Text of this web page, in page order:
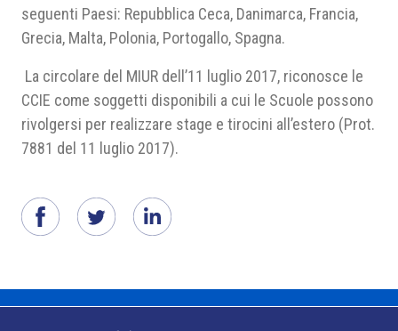
seguenti Paesi: Repubblica Ceca, Danimarca, Francia,
Grecia, Malta, Polonia, Portogallo, Spagna.
La circolare del MIUR dell’11 luglio 2017, riconosce le
CCIE come soggetti disponibili a cui le Scuole possono
rivolgersi per realizzare stage e tirocini all’estero (Prot.
7881 del 11 luglio 2017).